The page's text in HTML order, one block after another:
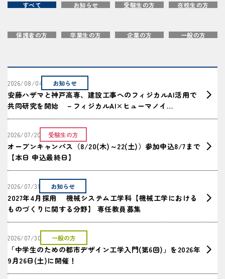
すべて お知らせ 受験生の方 在校生の方
保護者の方 卒業生の方 企業の方 一般の方
2026/08/04 お知らせ
安藤ハザマと神戸高専、建設工事へのフィジカルAI活用で
共同研究を開始 －フィジカルAI×ヒューマノイ…
2026/07/20 受験生の方
オープンキャンパス（8/20(木)～22(土)）参加申込8/7まで
【本日 申込最終日】
2026/07/31 お知らせ
2027年4月採用 機械システム工学科【機械工学における
ものづくりに関する分野】 専任教員募集
2026/07/30 一般の方
「中学生のための都市デザイン工学入門(第6回)」を2026年
9月26日(土)に開催！